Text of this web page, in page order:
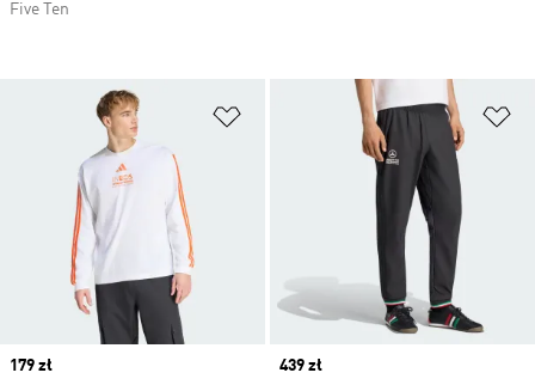
Dodaj do listy życzeń
Price
179 zł
Price
439 zł
Five Ten